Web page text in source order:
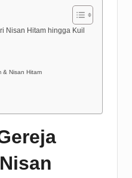
Nisan Hitam hingga Kuil
& Nisan Hitam